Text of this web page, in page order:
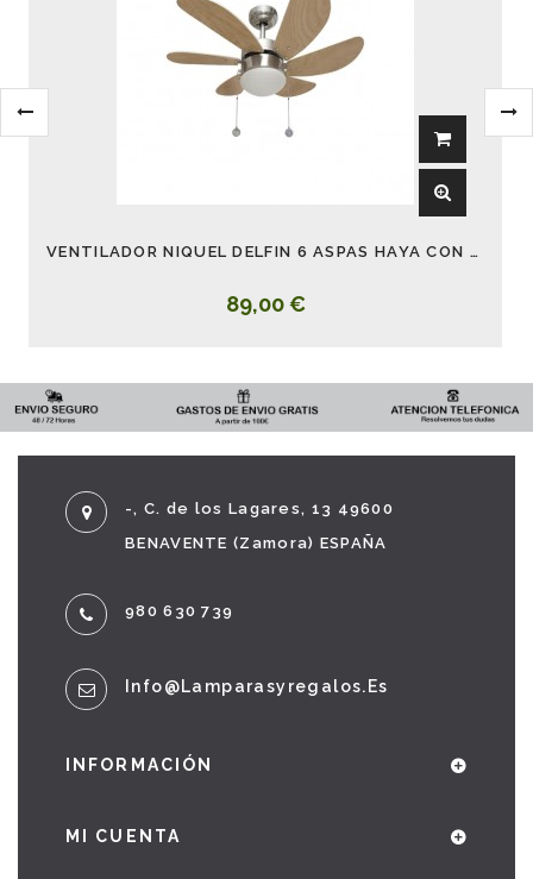
VENTILADOR NIQUEL DELFIN 6 ASPAS HAYA CON LUZ
89,00 €
-, C. de los Lagares, 13 49600
BENAVENTE (Zamora) ESPAÑA
980 630 739
Info@lamparasyregalos.es
INFORMACIÓN
MI CUENTA